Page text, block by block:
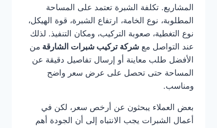
المشاريع. تكلفة الشبرة تعتمد على المساحة
المطلوبة، نوع الخامة، ارتفاع الشبرة، قوة الهيكل،
نوع التغطية، صعوبة التركيب، ومكان التنفيذ. لذلك
عند التواصل مع شركة تركيب شبرات الشارقة من
الأفضل طلب معاينة أو إرسال تفاصيل دقيقة عن
المساحة حتى تحصل على عرض سعر واضح
ومناسب.
بعض العملاء يبحثون عن أرخص سعر، لكن في
أعمال الشبرات يجب الانتباه إلى أن الجودة أهم